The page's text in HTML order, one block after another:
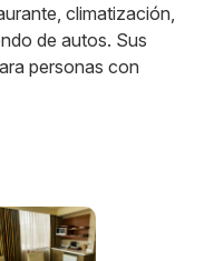
climatización,
de autos. Sus
personas con